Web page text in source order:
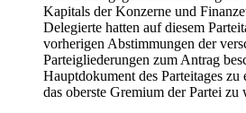
Kapitals der Konzerne und
Delegierte hatten auf diesem
vorherigen Abstimmungen der
Parteigliederungen zum Antrag
Hauptdokument des Parteitages zu
das oberste Gremium der Partei zu